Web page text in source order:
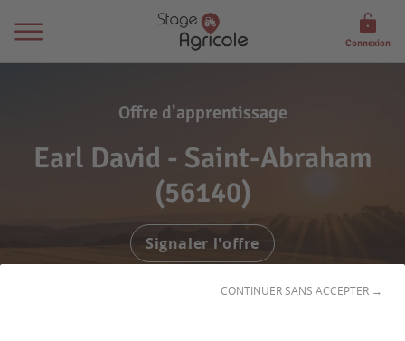
CONTINUER SANS ACCEPTER →
Connexion
Offre d'apprentissage
Earl David - Saint-Abraham
(56140)
Signaler l'offre